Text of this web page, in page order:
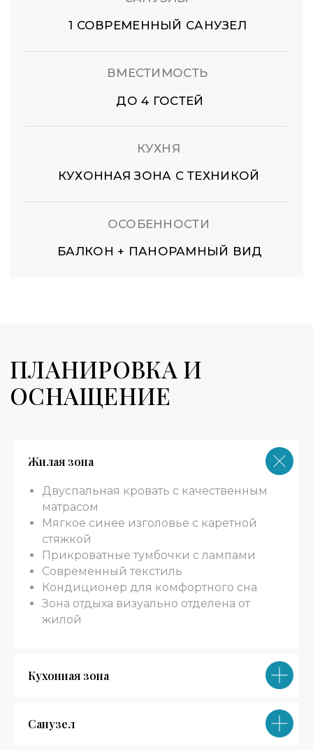
Жилая зона
Двуспальная кровать с качественным
матрасом
Мягкое синее изголовье с каретной
стяжкой
Прикроватные тумбочки с лампами
Современный текстиль
Кондиционер для комфортного сна
Зона отдыха визуально отделена от
жилой
Кухонная зона
Санузел